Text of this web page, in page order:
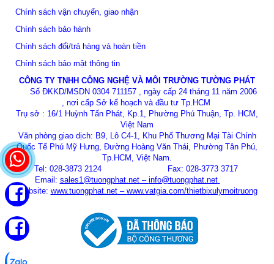
Chính sách vận chuyển, giao nhận
Chính sách bảo hành
Chính sách đổi/trả hàng và hoàn tiền
Chính sách bảo mật thông tin
CÔNG TY TNHH CÔNG NGHỆ VÀ MÔI TRƯỜNG TƯỜNG PHÁT
Số ĐKKD/MSDN 0304 711157 , ngày cấp 24 tháng 11 năm 2006
, nơi cấp Sở kế hoạch và đầu tư Tp.HCM
Trụ sở : 16/1 Huỳnh Tấn Phát, Kp.1, Phường Phú Thuận, Tp. HCM,
Việt Nam
Văn phòng giao dịch: B9, Lô C4-1, Khu Phố Thương Mại Tài Chính
Quốc Tế Phú Mỹ Hưng, Đường Hoàng Văn Thái, Phường Tân Phú,
Tp.HCM, Việt Nam.
Tel: 028-3873 2124 Fax: 028-3773 3717
Email: sales1@tuongphat.net– info@tuongphat.net
Website: www.tuongphat.net– www.vatgia.com/thietbixulymoitruong